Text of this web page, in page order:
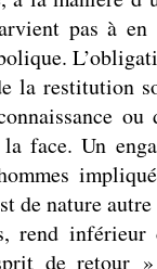
pas à en
la restitution
face. Un
de nature
rend inférieur
de retour »